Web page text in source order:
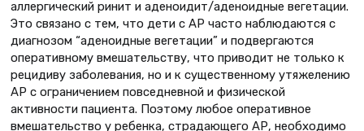
аллергический ринит и аденоидит/аденоидные вегетации.
Это связано с тем, что дети с АР часто наблюдаются с
диагнозом “аденоидные вегетации” и подвергаются
оперативному вмешательству, что приводит не только к
рецидиву заболевания, но и к существенному утяжелению
АР с ограничением повседневной и физической
активности пациента. Поэтому любое оперативное
вмешательство у ребенка, страдающего АР, необходимо